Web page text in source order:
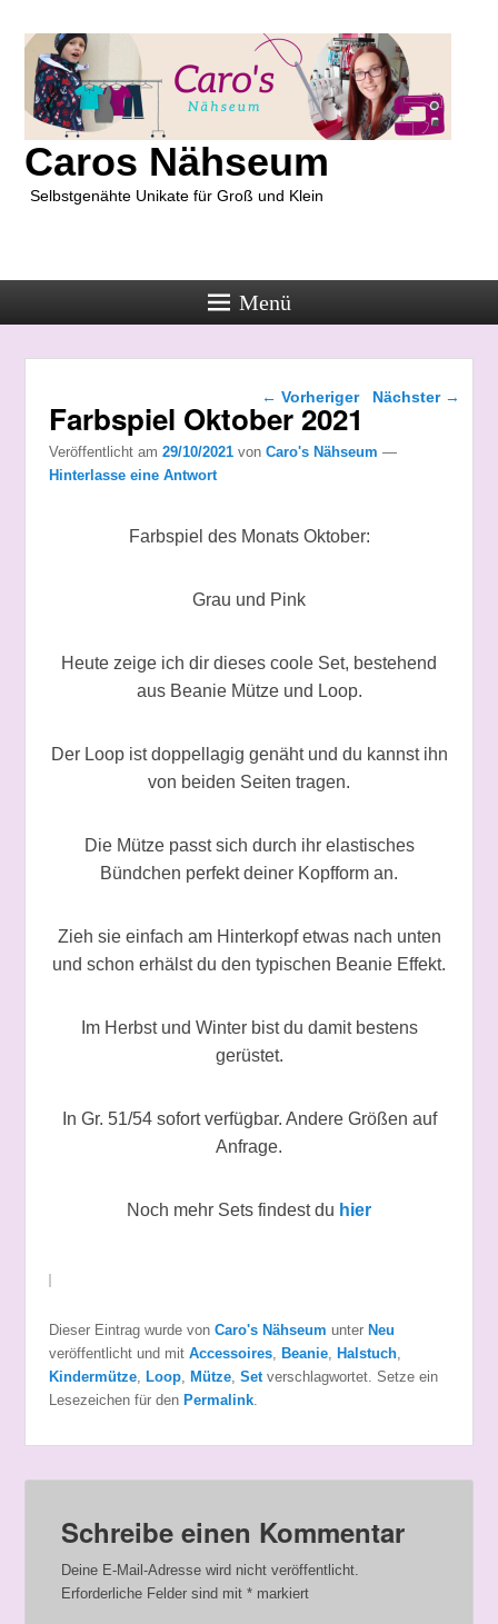
Caros Nähseum
Selbstgenähte Unikate für Groß und Klein
Menü
Beitragsnavigation
← Vorheriger Nächster →
Farbspiel Oktober 2021
Veröffentlicht am 29/10/2021 von Caro's Nähseum —
Hinterlasse eine Antwort
Farbspiel des Monats Oktober:
Grau und Pink
Heute zeige ich dir dieses coole Set, bestehend
aus Beanie Mütze und Loop.
Der Loop ist doppellagig genäht und du kannst ihn
von beiden Seiten tragen.
Die Mütze passt sich durch ihr elastisches
Bündchen perfekt deiner Kopfform an.
Zieh sie einfach am Hinterkopf etwas nach unten
und schon erhälst du den typischen Beanie Effekt.
Im Herbst und Winter bist du damit bestens
gerüstet.
In Gr. 51/54 sofort verfügbar. Andere Größen auf
Anfrage.
Noch mehr Sets findest du hier
Dieser Eintrag wurde von Caro's Nähseum unter Neu
veröffentlicht und mit Accessoires, Beanie, Halstuch,
Kindermütze, Loop, Mütze, Setverschlagwortet. Setze ein
Lesezeichen für den Permalink.
Schreibe einen Kommentar
Deine E-Mail-Adresse wird nicht veröffentlicht.
Erforderliche Felder sind mit* markiert